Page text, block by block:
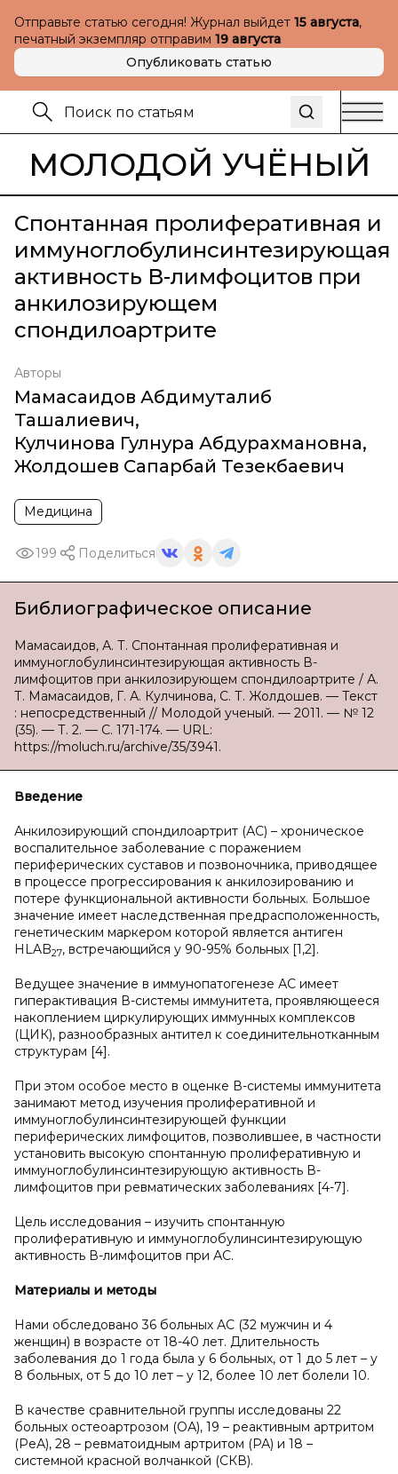
Отправьте статью сегодня! Журнал выйдет 15 августа,
печатный экземпляр отправим 19 августа
Опубликовать статью
МОЛОДОЙ УЧЁНЫЙ
Спонтанная пролиферативная и
иммуноглобулинсинтезирующая
активность В-лимфоцитов при
анкилозирующем
спондилоартрите
Авторы
Мамасаидов Абдимуталиб
Ташалиевич,
Кулчинова Гулнура Абдурахмановна,
Жолдошев Сапарбай Тезекбаевич
Медицина
199 Поделиться
Библиографическое описание
Мамасаидов, А. Т. Спонтанная пролиферативная и
иммуноглобулинсинтезирующая активность В-
лимфоцитов при анкилозирующем спондилоартрите / А.
Т. Мамасаидов, Г. А. Кулчинова, С. Т. Жолдошев. — Текст
: непосредственный // Молодой ученый. — 2011. — № 12
(35). — Т. 2. — С. 171-174. — URL:
https://moluch.ru/archive/35/3941.
Введение
Анкилозирующий спондилоартрит (АС) – хроническое
воспалительное заболевание с поражением
периферических суставов и позвоночника, приводящее
в процессе прогрессирования к анкилозированию и
потере функциональной активности больных. Большое
значение имеет наследственная предрасположенность,
генетическим маркером которой является антиген
HLAB27, встречающийся у 90-95% больных [1,2].
Ведущее значение в иммунопатогенезе АС имеет
гиперактивация В-системы иммунитета, проявляющееся
накоплением циркулирующих иммунных комплексов
(ЦИК), разнообразных антител к соединительнотканным
структурам [4].
При этом особое место в оценке В-системы иммунитета
занимают метод изучения пролиферативной и
иммуноглобулинсинтезирующей функции
периферических лимфоцитов, позволившее, в частности
установить высокую спонтанную пролиферативную и
иммуноглобулинсинтезирующую активность В-
лимфоцитов при ревматических заболеваниях [4-7].
Цель исследования – изучить спонтанную
пролиферативную и иммуноглобулинсинтезирующую
активность В-лимфоцитов при АС.
Материалы и методы
Нами обследовано 36 больных АС (32 мужчин и 4
женщин) в возрасте от 18-40 лет. Длительность
заболевания до 1 года была у 6 больных, от 1 до 5 лет – у
8 больных, от 5 до 10 лет – у 12, более 10 лет болели 10.
В качестве сравнительной группы исследованы 22
больных остеоартрозом (ОА), 19 – реактивным артритом
(РеА), 28 – ревматоидным артритом (РА) и 18 –
системной красной волчанкой (СКВ).